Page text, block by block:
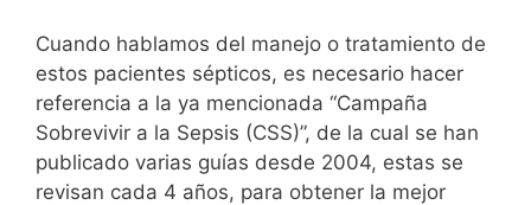
Cuando hablamos del manejo o tratamiento de
estos pacientes sépticos, es necesario hacer
referencia a la ya mencionada “Campaña
Sobrevivir a la Sepsis (CSS)”, de la cual se han
publicado varias guías desde 2004, estas se
revisan cada 4 años, para obtener la mejor